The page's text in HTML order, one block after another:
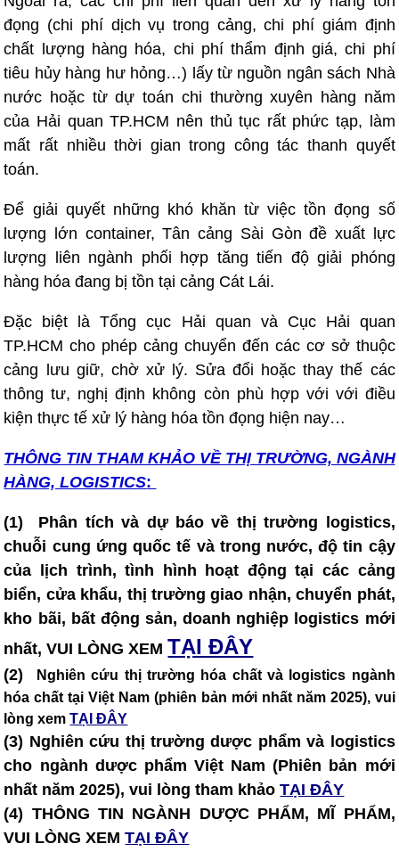
đọng (chi phí dịch vụ trong cảng, chi phí giám định
chất lượng hàng hóa, chi phí thẩm định giá, chi phí
tiêu hủy hàng hư hỏng…) lấy từ nguồn ngân sách Nhà
nước hoặc từ dự toán chi thường xuyên hàng năm
của Hải quan TP.HCM nên thủ tục rất phức tạp, làm
mất rất nhiều thời gian trong công tác thanh quyết
toán.
Để giải quyết những khó khăn từ việc tồn đọng số
lượng lớn container, Tân cảng Sài Gòn đề xuất lực
lượng liên ngành phối hợp tăng tiến độ giải phóng
hàng hóa đang bị tồn tại cảng Cát Lái.
Đặc biệt là Tổng cục Hải quan và Cục Hải quan
TP.HCM cho phép cảng chuyển đến các cơ sở thuộc
cảng lưu giữ, chờ xử lý. Sửa đổi hoặc thay thế các
thông tư, nghị định không còn phù hợp với với điều
kiện thực tế xử lý hàng hóa tồn đọng hiện nay…
THÔNG TIN THAM KHẢO VỀ THỊ TRƯỜNG, NGÀNH
HÀNG, LOGISTICS:
(1) Phân tích và dự báo về thị trường logistics,
chuỗi cung ứng quốc tế và trong nước, độ tin cậy
của lịch trình, tình hình hoạt động tại các cảng
biển, cửa khẩu, thị trường giao nhận, chuyển phát,
kho bãi, bất động sản, doanh nghiệp logistics mới
nhất, VUI LÒNG XEM TẠI ĐÂY
(2)
Nghiên cứu thị trường hóa chất và logistics ngành
hóa chất tại Việt Nam (phiên bản mới nhất năm 2025), vui
lòng xemTẠI ĐÂY
(3) Nghiên cứu thị trường dược phẩm và logistics
cho ngành dược phẩm Việt Nam (Phiên bản mới
nhất năm 2025), vui lòng tham khảoTẠI ĐÂY
(4) THÔNG TIN NGÀNH DƯỢC PHẨM, MĨ PHẨM,
VUI LÒNG XEMTẠI ĐÂY